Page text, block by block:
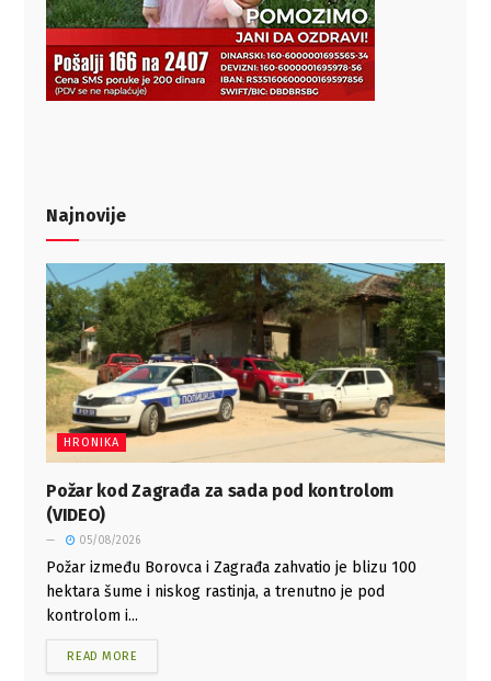
Najnovije
HRONIKA
Požar kod Zagrađa za sada pod kontrolom
(VIDEO)
05/08/2026
Požar između Borovca i Zagrađa zahvatio je blizu 100
hektara šume i niskog rastinja, a trenutno je pod
kontrolom i...
READ MORE